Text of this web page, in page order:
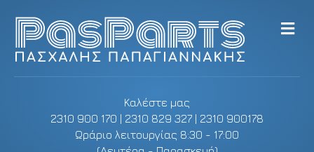
Καλέστε μας
2310 900 170 | 2310 829 327 | 2310 900178
Ωράριο λειτουργίας 8:30 - 17:00
M
e